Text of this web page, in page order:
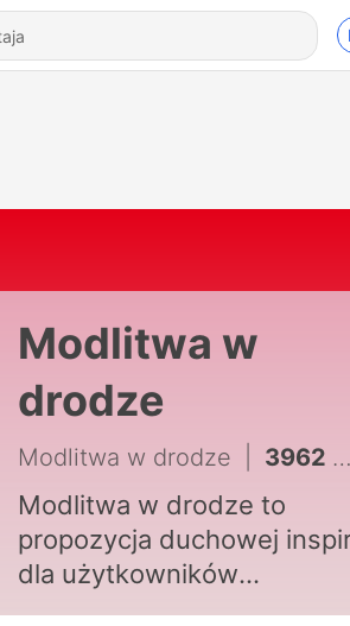
Modlitwa w
drodze
Modlitwa w drodze 3962 - Piątek - 07 sierpnia
Modlitwa w drodze to
propozycja duchowej
dla użytkowników
odtwarzaczy MP3 i